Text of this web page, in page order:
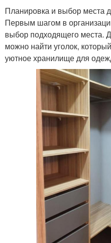
Планировка и выбор места
Первым шагом в
выбор подходящего места.
можно найти уголок,
уютное хранилище для